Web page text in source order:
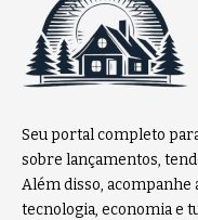
Seu portal completo
sobre lançamentos,
Além disso, acompanhe
tecnologia, economia e